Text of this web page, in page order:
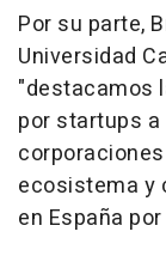
Por su parte,
Universidad
"destacamos
por startups
ecosistema y
en España